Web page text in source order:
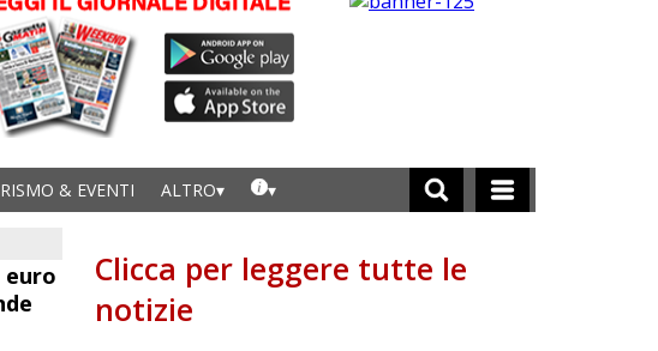
& EVENTI ALTRO
euro
Clicca per leggere tutte le
notizie